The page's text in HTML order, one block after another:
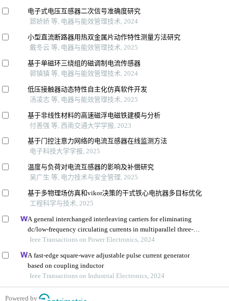
电子式电压互感器二次信号准确度研究
郅娇娇 等, 电器与能效管理技术, 2024
小型直流断路器用热双金属片动作特性测量方法研究
戴冬云 等, 电器与能效管理技术, 2025
基于单磁环三绕组的磁调制电流传感器
郭镇镇 等, 电器与能效管理技术, 2024
低压接触器动态特性自主化仿真软件开发
汤凌志 等, 电器与能效管理技术, 2025
基于非线性材料的高速磁浮电磁铁建模与分析
付善强 等, 西南交通大学学报, 2023
基于门控注意力网络的电流互感器在线监测方法
电子科技大学学报, 2025
温度与负荷对电流互感器的影响及补偿研究
吴广生 等, 电力技术与安全管理, 2025
基于多物理场仿真和vikor决策的干式铁心电抗器多目标优化
工程科学与技术, 2025
A general interchanged interleaving carriers for eliminating
dc/low-frequency circulating currents in multiparallel three-
phase power converters
Ieee Transactions on Power Electronics, 2024
A fast-edge square-wave adjustable pulse current generator
based on coupling inductor
Ieee Transactions on Industrial Electronics, 2024
Powered by